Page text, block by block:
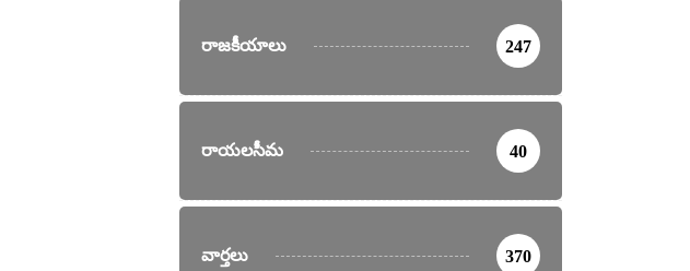
రాజకీయాలు 247
రాయలసీమ 40
వార్తలు 370